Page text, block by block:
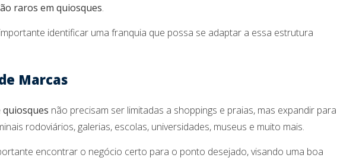
raros em quiosques.
identificar uma franquia que possa se adaptar a essa estrutura
Marcas
não precisam ser limitadas a shoppings e praias, mas expandir para
rodoviários, galerias, escolas, universidades, museus e muito mais.
encontrar o negócio certo para o ponto desejado, visando uma boa